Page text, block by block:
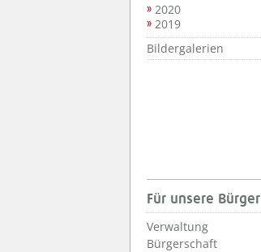
2020
2019
Bildergalerien
Für unsere Bürger
Verwaltung
Bürgerschaft